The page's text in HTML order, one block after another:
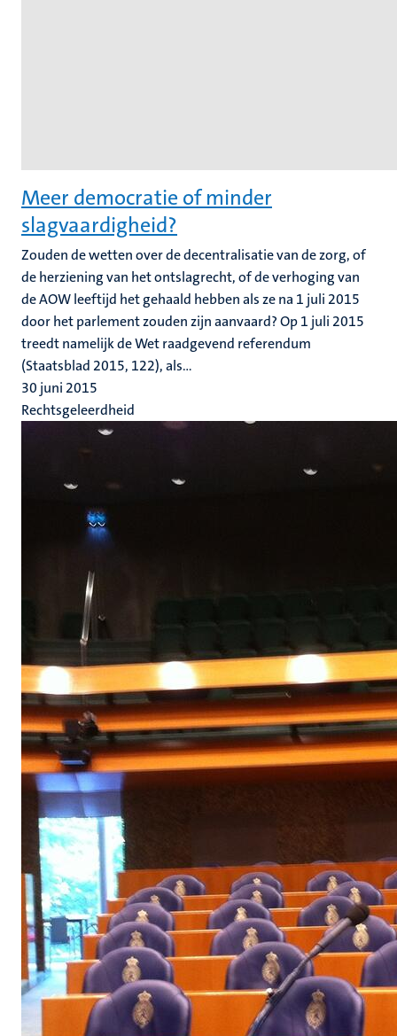
Meer democratie of minder
slagvaardigheid?
Zouden de wetten over de decentralisatie van de zorg, of
de herziening van het ontslagrecht, of de verhoging van
de AOW leeftijd het gehaald hebben als ze na 1 juli 2015
door het parlement zouden zijn aanvaard? Op 1 juli 2015
treedt namelijk de Wet raadgevend referendum
(Staatsblad 2015, 122), als...
30 juni 2015
Rechtsgeleerdheid